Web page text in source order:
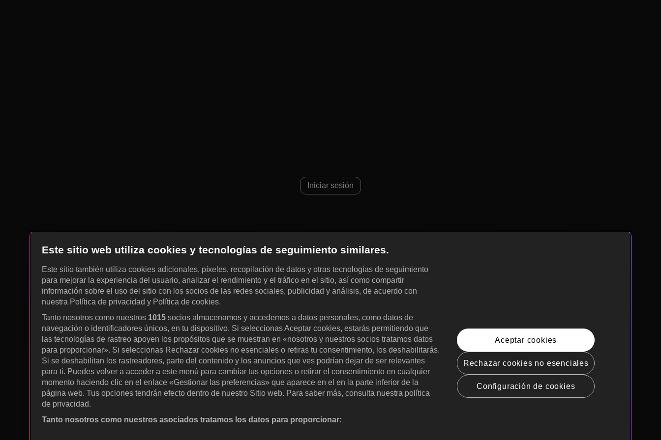
Iniciar sesión
Este sitio web utiliza cookies y tecnologías de seguimiento similares.
Este sitio también utiliza cookies adicionales, píxeles, recopilación de datos y otras tecnologías de seguimiento
para mejorar la experiencia del usuario, analizar el rendimiento y el tráfico en el sitio, así como compartir
información sobre el uso del sitio con los socios de las redes sociales, publicidad y análisis, de acuerdo con
nuestra Política de privacidad y Política de cookies.
Tanto nosotros como nuestros 1015 socios almacenamos y accedemos a datos personales, como datos de
navegación o identificadores únicos, en tu dispositivo. Si seleccionas Aceptar cookies, estarás permitiendo que
las tecnologías de rastreo apoyen los propósitos que se muestran en «nosotros y nuestros socios tratamos datos
para proporcionar». Si seleccionas Rechazar cookies no esenciales o retiras tu consentimiento, los deshabilitarás.
Si se deshabilitan los rastreadores, parte del contenido y los anuncios que ves podrían dejar de ser relevantes
para ti. Puedes volver a acceder a este menú para cambiar tus opciones o retirar el consentimiento en cualquier
momento haciendo clic en el enlace «Gestionar las preferencias» que aparece en el en la parte inferior de la
página web. Tus opciones tendrán efecto dentro de nuestro Sitio web. Para saber más, consulta nuestra política
de privacidad.
Tanto nosotros como nuestros asociados tratamos los datos para proporcionar:
Aceptar cookies
Rechazar cookies no esenciales
Configuración de cookies